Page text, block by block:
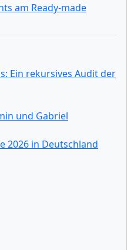
am Ready-made
Ein rekursives Audit der
und Gabriel
2026 in Deutschland